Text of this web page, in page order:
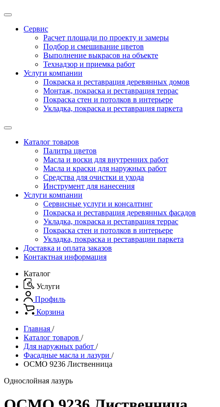
Сервис
Расчет площади по проекту и замеры
Подбор и смешивание цветов
Выполнение выкрасов на объекте
Технадзор и приемка работ
Услуги компании
Покраска и реставрация деревянных домов
Монтаж, покраска и реставрация террас
Покраска стен и потолков в интерьере
Укладка, покраска и реставрация паркета
Каталог товаров
Палитра цветов
Масла и воски для внутренних работ
Масла и краски для наружных работ
Средства для очистки и ухода
Инструмент для нанесения
Услуги компании
Сервисные услуги и консалтинг
Покраска и реставрация деревянных фасадов
Укладка, покраска и реставрация террас
Покраска стен и потолков в интерьере
Укладка, покраска и реставрации паркета
Доставка и оплата заказов
Контактная информация
Каталог
Услуги
Профиль
Корзина
Главная /
Каталог товаров /
Для наружных работ /
Фасадные масла и лазури /
ОСМО 9236 Лиственница
Однослойная лазурь